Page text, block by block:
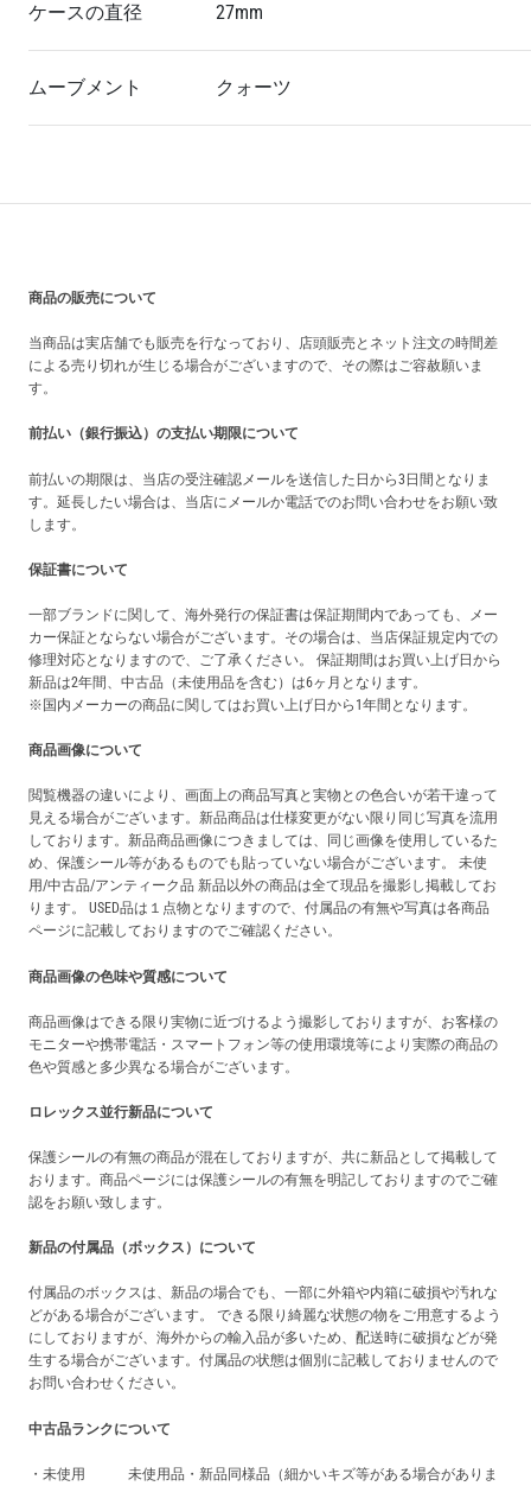
ケースの直径 27mm
ムーブメント クォーツ
商品の販売について
当商品は実店舗でも販売を行なっており、店頭販売とネット注文の時間差
による売り切れが生じる場合がございますので、その際はご容赦願いま
す。
前払い（銀行振込）の支払い期限について
前払いの期限は、当店の受注確認メールを送信した日から3日間となりま
す。延長したい場合は、当店にメールか電話でのお問い合わせをお願い致
します。
保証書について
一部ブランドに関して、海外発行の保証書は保証期間内であっても、メー
カー保証とならない場合がございます。その場合は、当店保証規定内での
修理対応となりますので、ご了承ください。 保証期間はお買い上げ日から
新品は2年間、中古品（未使用品を含む）は6ヶ月となります。
※国内メーカーの商品に関してはお買い上げ日から1年間となります。
商品画像について
閲覧機器の違いにより、画面上の商品写真と実物との色合いが若干違って
見える場合がございます。新品商品は仕様変更がない限り同じ写真を流用
しております。新品商品画像につきましては、同じ画像を使用しているた
め、保護シール等があるものでも貼っていない場合がございます。 未使
用/中古品/アンティーク品 新品以外の商品は全て現品を撮影し掲載してお
ります。 USED品は１点物となりますので、付属品の有無や写真は各商品
ページに記載しておりますのでご確認ください。
商品画像の色味や質感について
商品画像はできる限り実物に近づけるよう撮影しておりますが、お客様の
モニターや携帯電話・スマートフォン等の使用環境等により実際の商品の
色や質感と多少異なる場合がございます。
ロレックス並行新品について
保護シールの有無の商品が混在しておりますが、共に新品として掲載して
おります。商品ページには保護シールの有無を明記しておりますのでご確
認をお願い致します。
新品の付属品（ボックス）について
付属品のボックスは、新品の場合でも、一部に外箱や内箱に破損や汚れな
どがある場合がございます。 できる限り綺麗な状態の物をご用意するよう
にしておりますが、海外からの輸入品が多いため、配送時に破損などが発
生する場合がございます。付属品の状態は個別に記載しておりませんので
お問い合わせください。
中古品ランクについて
・未使用 未使用品・新品同様品（細かいキズ等がある場合がありま